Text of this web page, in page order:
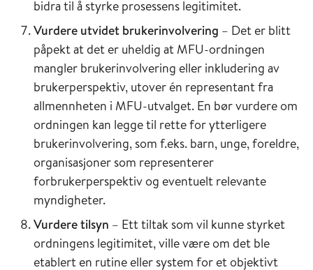
bidra til å styrke prosessens legitimitet.
Vurdere utvidet brukerinvolvering – Det er blitt
påpekt at det er uheldig at MFU-ordningen
mangler brukerinvolvering eller inkludering av
brukerperspektiv, utover én representant fra
allmennheten i MFU-utvalget. En bør vurdere om
ordningen kan legge til rette for ytterligere
brukerinvolvering, som f.eks. barn, unge, foreldre,
organisasjoner som representerer
forbrukerperspektiv og eventuelt relevante
myndigheter.
Vurdere tilsyn – Ett tiltak som vil kunne styrket
ordningens legitimitet, ville være om det ble
etablert en rutine eller system for et objektivt